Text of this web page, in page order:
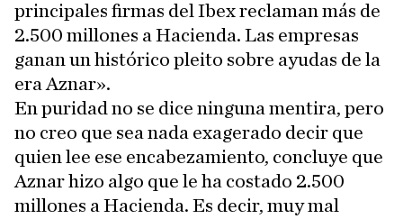
principales firmas del Ibex reclaman más de
2.500 millones a Hacienda. Las empresas
ganan un histórico pleito sobre ayudas de la
era Aznar».
En puridad no se dice ninguna mentira, pero
no creo que sea nada exagerado decir que
quien lee ese encabezamiento, concluye que
Aznar hizo algo que le ha costado 2.500
millones a Hacienda. Es decir, muy mal